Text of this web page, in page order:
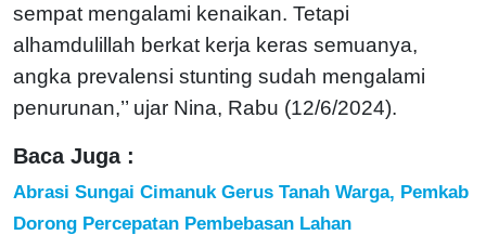
sempat mengalami kenaikan. Tetapi
alhamdulillah berkat kerja keras semuanya,
angka prevalensi stunting sudah mengalami
penurunan,’’ ujar Nina, Rabu (12/6/2024).
Baca Juga :
Abrasi Sungai Cimanuk Gerus Tanah Warga, Pemkab
Dorong Percepatan Pembebasan Lahan